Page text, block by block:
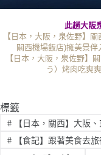
此趟大阪
【日本，大阪，泉佐野】
關西機場飯店)擁美景
【日本，大阪，泉佐野】
う）烤肉吃爽
標籤
#【日本，關西】大阪、
#【食記】跟著美食去旅